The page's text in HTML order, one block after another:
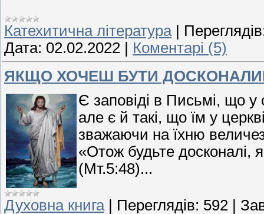
Катехитична література|
Дата: 02.02.2022
Коментарі (5)
ЯКЩО ХОЧЕШ БУТИ
Є заповіді в Письмі, що
але є й такі, що їм у
зважаючи на їхню
«Отож будьте досконалі,
(Мт.5:48)...
Духовна книга| Переглядів: 592